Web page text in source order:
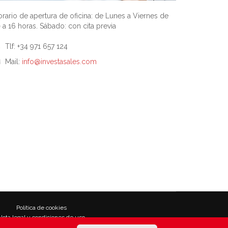
de apertura de oficina: de Lunes a Viernes de
a 16 horas. Sábado: con cita previa
Tlf: +34 971 657 124
Mail: info@investasales.com
Política de cookies
legal y condiciones de uso